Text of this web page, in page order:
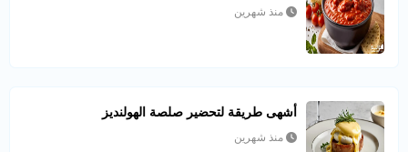
منذ شهرين
أشهى طريقة لتحضير صلصة الهولنديز
منذ شهرين